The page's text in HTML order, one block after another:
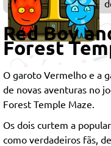
e
Red Boy
Forest
O garoto Vermelho e a
de novas aventuras no
Forest Temple Maze.
Os dois curtem a
como verdadeiros fãs,